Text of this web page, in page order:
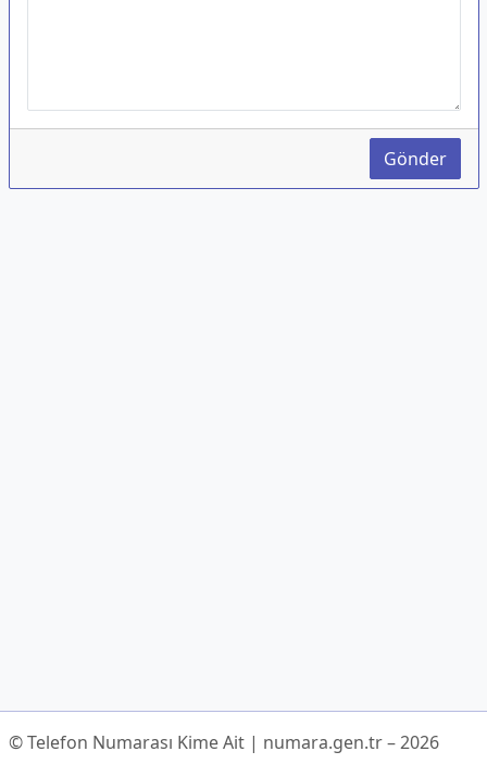
Gönder
© Telefon Numarası Kime Ait | numara.gen.tr – 2026